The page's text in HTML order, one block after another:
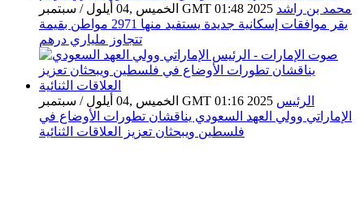
الخميس ,04 أيلول / سبتمبر GMT 01:48 2025 محمد بن راشد
يقر موافقات إسكانية جديدة يستفيد منها 2971 مواطن بقيمة
تتجاوز ملياري درهم
الخميس ,04 أيلول / سبتمبر GMT 01:16 2025 الرئيس
الإماراتي وولي العهد السعودي يناقشان تطورات الأوضاع في
فلسطين ويبحثان تعزيز العلاقات الثنائية